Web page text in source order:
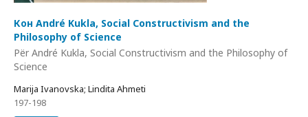
Кон André Kukla, Social Constructivism and the
Philosophy of Science
Për André Kukla, Social Constructivism and the Philosophy of
Science
Marija Ivanovska; Lindita Ahmeti
197-198